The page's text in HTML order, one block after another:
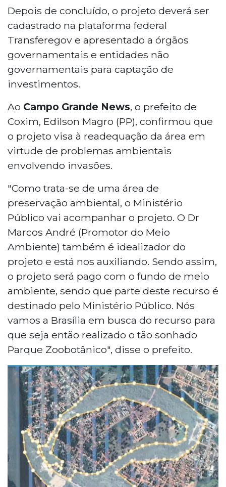
Depois de concluído, o projeto deverá ser
cadastrado na plataforma federal
Transferegov e apresentado a órgãos
governamentais e entidades não
governamentais para captação de
investimentos.
Ao Campo Grande News, o prefeito de
Coxim, Edilson Magro (PP), confirmou que
o projeto visa à readequação da área em
virtude de problemas ambientais
envolvendo invasões.
"Como trata-se de uma área de
preservação ambiental, o Ministério
Público vai acompanhar o projeto. O Dr
Marcos André (Promotor do Meio
Ambiente) também é idealizador do
projeto e está nos auxiliando. Sendo assim,
o projeto será pago com o fundo de meio
ambiente, sendo que parte deste recurso é
destinado pelo Ministério Público. Nós
vamos a Brasília em busca do recurso para
que seja então realizado o tão sonhado
Parque Zoobotânico", disse o prefeito.